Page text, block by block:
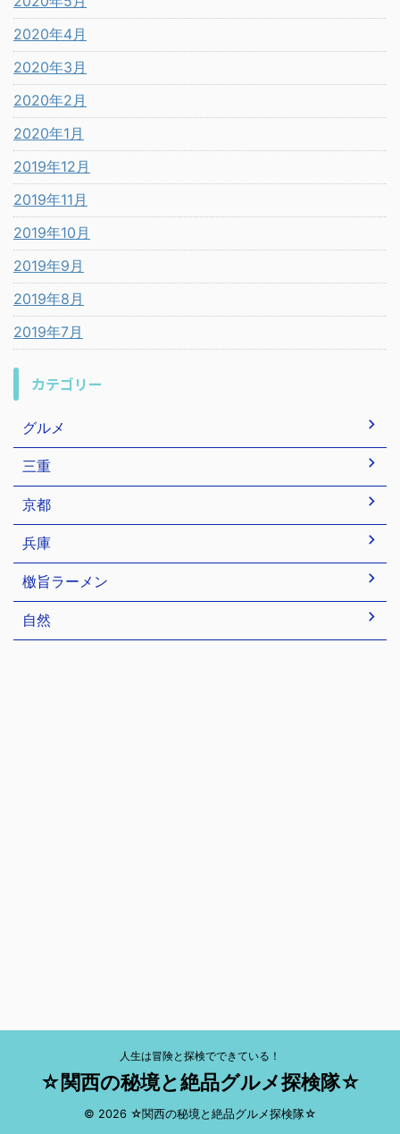
2020年4月
2020年3月
2020年2月
2020年1月
2019年12月
2019年11月
2019年10月
2019年9月
2019年8月
2019年7月
カテゴリー
グルメ
三重
京都
兵庫
檄旨ラーメン
自然
人生は冒険と探検でできている！
☆関西の秘境と絶品グルメ探検隊☆
© 2026 ☆関西の秘境と絶品グルメ探検隊☆